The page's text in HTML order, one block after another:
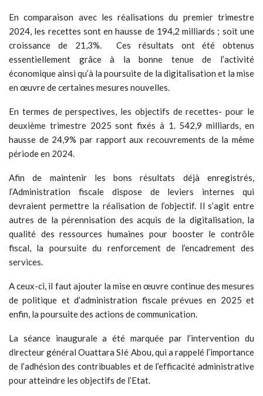
En comparaison avec les réalisations du premier trimestre
2024, les recettes sont en hausse de 194,2 milliards ; soit une
croissance de 21,3%. Ces résultats ont été obtenus
essentiellement grâce à la bonne tenue de l’activité
économique ainsi qu’à la poursuite de la digitalisation et la mise
en œuvre de certaines mesures nouvelles.
En termes de perspectives, les objectifs de recettes- pour le
deuxième trimestre 2025 sont fixés à 1. 542,9 milliards, en
hausse de 24,9% par rapport aux recouvrements de la même
période en 2024.
Afin de maintenir les bons résultats déjà enregistrés,
l’Administration fiscale dispose de leviers internes qui
devraient permettre la réalisation de l’objectif. Il s’agit entre
autres de la pérennisation des acquis de la digitalisation, la
qualité des ressources humaines pour booster le contrôle
fiscal, la poursuite du renforcement de l’encadrement des
services.
A ceux-ci, il faut ajouter la mise en œuvre continue des mesures
de politique et d’administration fiscale prévues en 2025 et
enfin, la poursuite des actions de communication.
La séance inaugurale a été marquée par l’intervention du
directeur général Ouattara SIé Abou, qui a rappelé l’importance
de l’adhésion des contribuables et de l’efficacité administrative
pour atteindre les objectifs de l’Etat.